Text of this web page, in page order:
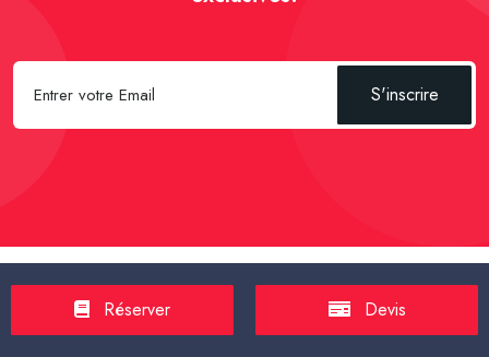
S'inscrire
Spécial Passager : -Réserver un Taxi
Réserver Devis